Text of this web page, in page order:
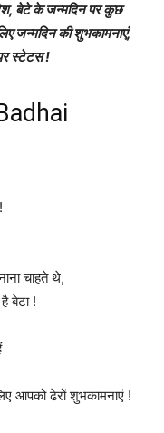
बेटे के जन्मदिन पर कुछ
जन्मदिन की शुभकामनाएं,
स्टेटस !
चाहते थे,
बेटा !
आपको ढेरों शुभकामनाएं !